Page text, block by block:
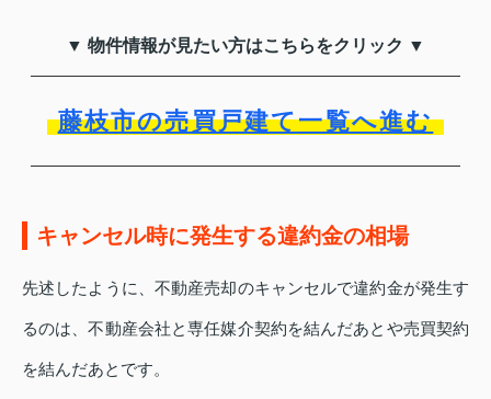
▼ 物件情報が見たい方はこちらをクリック ▼
藤枝市の売買戸建て一覧へ進む
キャンセル時に発生する違約金の相場
先述したように、不動産売却のキャンセルで違約金が発生す
るのは、不動産会社と専任媒介契約を結んだあとや売買契約
を結んだあとです。